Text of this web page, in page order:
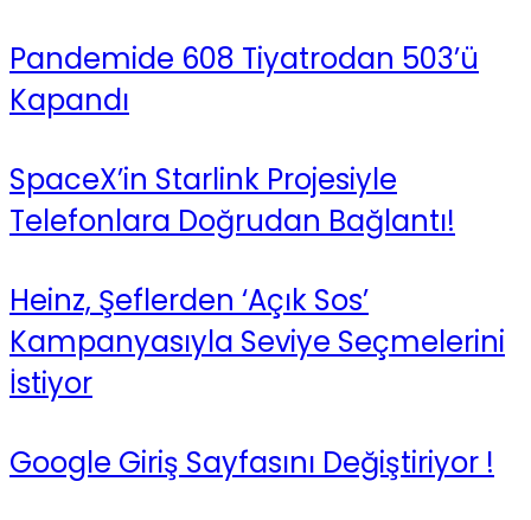
Pandemide 608 Tiyatrodan 503’ü
Kapandı
SpaceX’in Starlink Projesiyle
Telefonlara Doğrudan Bağlantı!
Heinz, Şeflerden ‘Açık Sos’
Kampanyasıyla Seviye Seçmelerini
İstiyor
Google Giriş Sayfasını Değiştiriyor !